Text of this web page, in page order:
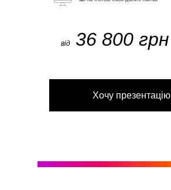
Хочу презентацію
від 36 800 грн